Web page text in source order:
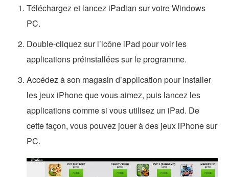
Téléchargez et lancez iPadian sur votre Windows
PC.
Double-cliquez sur l’icône iPad pour voir les
applications préinstallées sur le programme.
Accédez à son magasin d’application pour installer
les jeux iPhone que vous aimez, puis lancez les
applications comme si vous utilisez un iPad. De
cette façon, vous pouvez jouer à des jeux iPhone sur
PC.